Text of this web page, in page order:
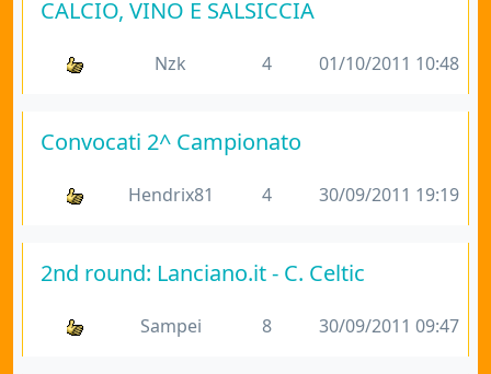
CALCIO, VINO E SALSICCIA
Nzk 4 01/10/2011 10:48
Convocati 2^ Campionato
Hendrix81 4 30/09/2011 19:19
2nd round: Lanciano.it - C. Celtic
Sampei 8 30/09/2011 09:47